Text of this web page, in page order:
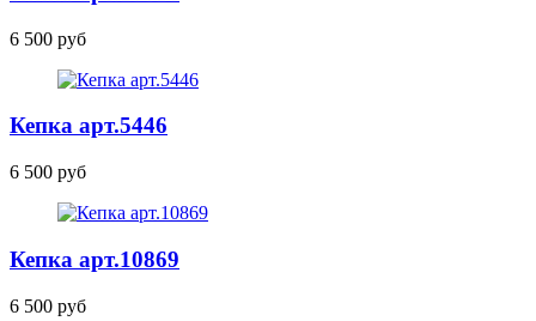
6 500 руб
Кепка арт.5446
6 500 руб
Кепка арт.10869
6 500 руб